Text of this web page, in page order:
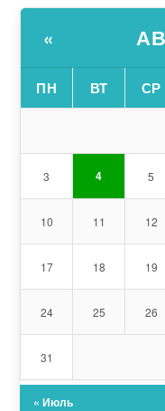
«
ПН ВТ СР
3 4 5
10 11 12
17 18 19
24 25 26
31
« Июль